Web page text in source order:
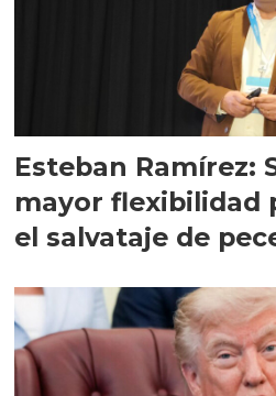
Esteban Ramírez:
mayor flexibilidad
el salvataje de